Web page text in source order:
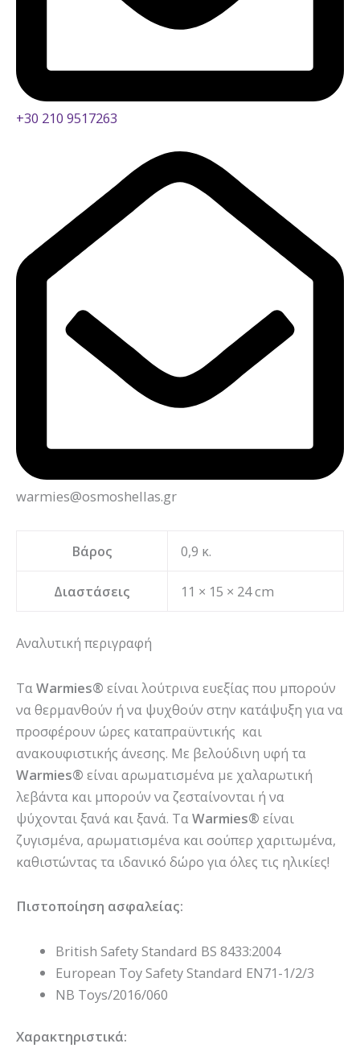
+30 210 9517263
warmies@osmoshellas.gr
Βάρος 0,9 κ.
Διαστάσεις 11 × 15 × 24 cm
Αναλυτική περιγραφή
Τα Warmies® είναι λούτρινα ευεξίας που μπορούν
να θερμανθούν ή να ψυχθούν στην κατάψυξη για να
προσφέρουν ώρες καταπραϋντικής και
ανακουφιστικής άνεσης. Με βελούδινη υφή τα
Warmies® είναι αρωματισμένα με χαλαρωτική
λεβάντα και μπορούν να ζεσταίνονται ή να
ψύχονται ξανά και ξανά. Τα Warmies® είναι
ζυγισμένα, αρωματισμένα και σούπερ χαριτωμένα,
καθιστώντας τα ιδανικό δώρο για όλες τις ηλικίες!
Πιστοποίηση ασφαλείας:
British Safety Standard BS 8433:2004
European Toy Safety Standard EN71-1/2/3
NB Toys/2016/060
Χαρακτηριστικά: